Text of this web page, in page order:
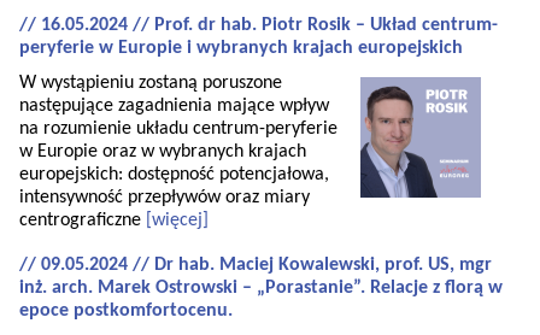
// 16.05.2024 // Prof. dr hab. Piotr Rosik – Układ centrum-
peryferie w Europie i wybranych krajach europejskich
W wystąpieniu zostaną poruszone
następujące zagadnienia mające wpływ
na rozumienie układu centrum-peryferie
w Europie oraz w wybranych krajach
europejskich: dostępność potencjałowa,
intensywność przepływów oraz miary
centrograficzne [więcej]
// 09.05.2024 // Dr hab. Maciej Kowalewski, prof. US, mgr
inż. arch. Marek Ostrowski – „Porastanie”. Relacje z florą w
epoce postkomfortocenu.